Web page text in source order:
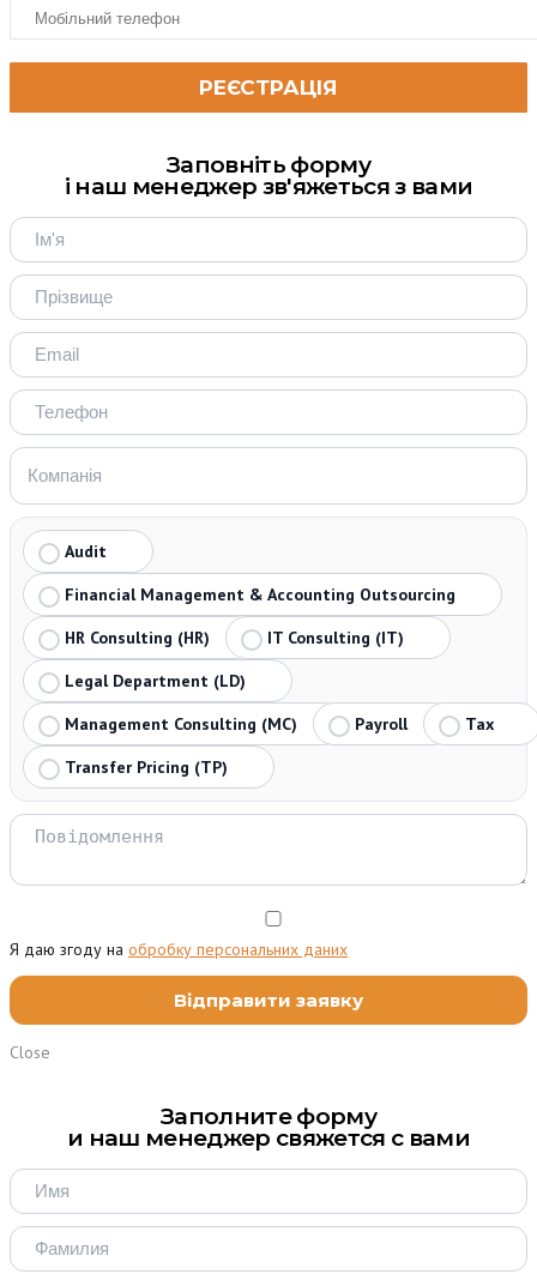
Заповніть форму
і наш менеджер зв'яжеться з вами
Audit
Financial Management & Accounting Outsourcing
HR Consulting (HR)
IT Consulting (IT)
Legal Department (LD)
Management Consulting (MC)
Payroll
Tax
Transfer Pricing (TP)
Я даю згоду на обробку персональних даних
Close
Заполните форму
и наш менеджер свяжется с вами